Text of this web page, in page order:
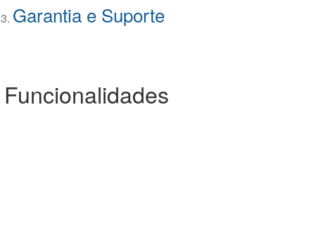
Garantia e Suporte